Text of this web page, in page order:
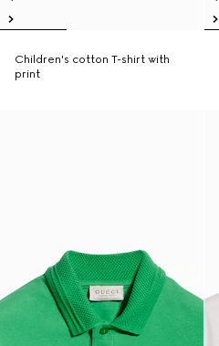
Children's cotton T-shirt with
print